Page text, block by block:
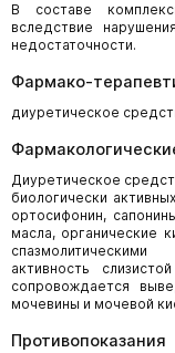
В составе
вследствие
недостаточности.
Фармако-
диуретическое
Диуретическое
биологически
ортосифонин,
масла, органические
активность
сопровождается
мочевины и мочевой
Противопоказания